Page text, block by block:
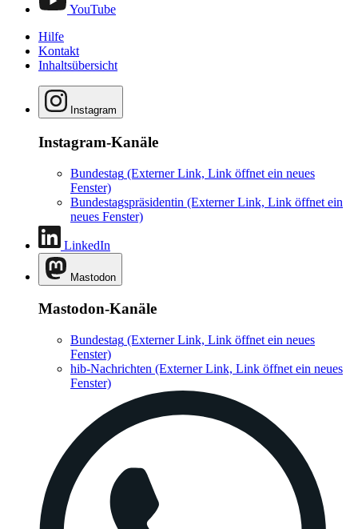
YouTube
Hilfe
Kontakt
Inhaltsübersicht
Instagram
Instagram-Kanäle
Bundestag (Externer Link, Link öffnet ein neues
Fenster)
Bundestagspräsidentin (Externer Link, Link öffnet ein
neues Fenster)
LinkedIn
Mastodon
Mastodon-Kanäle
Bundestag (Externer Link, Link öffnet ein neues
Fenster)
hib-Nachrichten (Externer Link, Link öffnet ein neues
Fenster)